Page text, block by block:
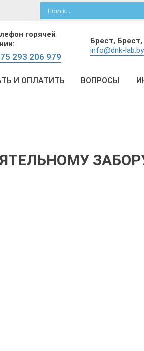
горячей
293 206 979
Брест, Брест,
info@dnk-lab.by
И ОПЛАТИТЬ ВОПРОСЫ